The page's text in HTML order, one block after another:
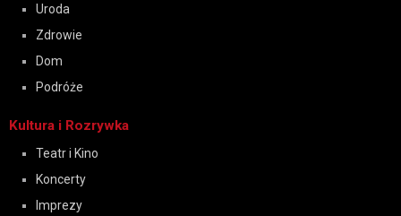
Uroda
Zdrowie
Dom
Podróże
Kultura i Rozrywka
Teatr i Kino
Koncerty
Imprezy